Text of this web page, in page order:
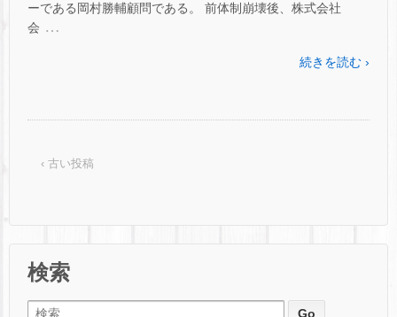
ーである岡村勝輔顧問である。 前体制崩壊後、株式会社
会 …
続きを読む ›
‹ 古い投稿
検索
検索: